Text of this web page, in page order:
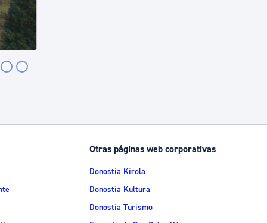
Otras páginas web corporativas
Donostia Kirola
Donostia Kultura
Donostia Turismo